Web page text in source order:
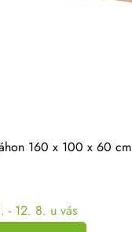
160 x 100 x 60 cm
- 12. 8. u vás